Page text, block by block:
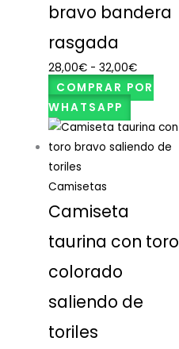
bravo bandera
rasgada
28,00€ - 32,00€
COMPRAR POR
WHATSAPP
Camisetas
Camiseta
taurina con toro
colorado
saliendo de
toriles